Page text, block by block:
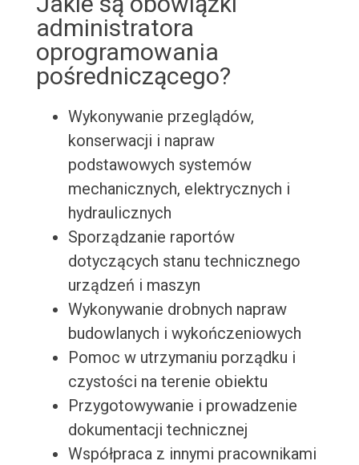
administratora
oprogramowania
pośredniczącego?
Wykonywanie przeglądów,
konserwacji i napraw
podstawowych systemów
mechanicznych, elektrycznych i
hydraulicznych
Sporządzanie raportów
dotyczących stanu technicznego
urządzeń i maszyn
Wykonywanie drobnych napraw
budowlanych i wykończeniowych
Pomoc w utrzymaniu porządku i
czystości na terenie obiektu
Przygotowywanie i prowadzenie
dokumentacji technicznej
Współpraca z innymi pracownikami